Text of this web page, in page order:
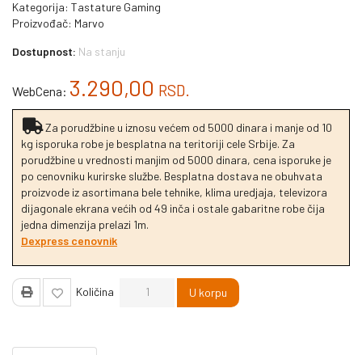
Kategorija: Tastature Gaming
Proizvođač: Marvo
Dostupnost: Na stanju
WebCena: 3.290,00 RSD.
Za porudžbine u iznosu većem od 5000 dinara i manje od 10
kg isporuka robe je besplatna na teritoriji cele Srbije. Za
porudžbine u vrednosti manjim od 5000 dinara, cena isporuke je
po cenovniku kurirske službe. Besplatna dostava ne obuhvata
proizvode iz asortimana bele tehnike, klima uredjaja, televizora
dijagonale ekrana većih od 49 inča i ostale gabaritne robe čija
jedna dimenzija prelazi 1m.
Dexpress cenovnik
Količina U korpu